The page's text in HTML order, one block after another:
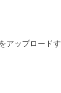
アップロード